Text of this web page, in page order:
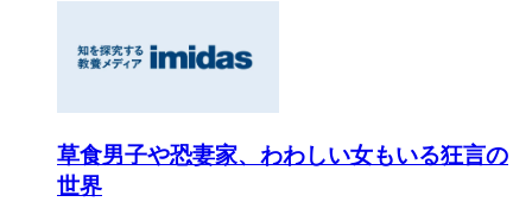
草食男子や恐妻家、わわしい女もいる狂言の
世界